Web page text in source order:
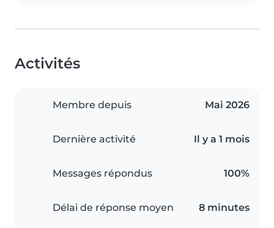
Activités
Membre depuis Mai 2026
Dernière activité Il y a 1 mois
Messages répondus 100%
Délai de réponse moyen 8 minutes